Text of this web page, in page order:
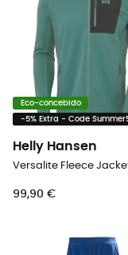
Eco-concebido
-5% Extra - Code
Helly Hansen
99,90 €